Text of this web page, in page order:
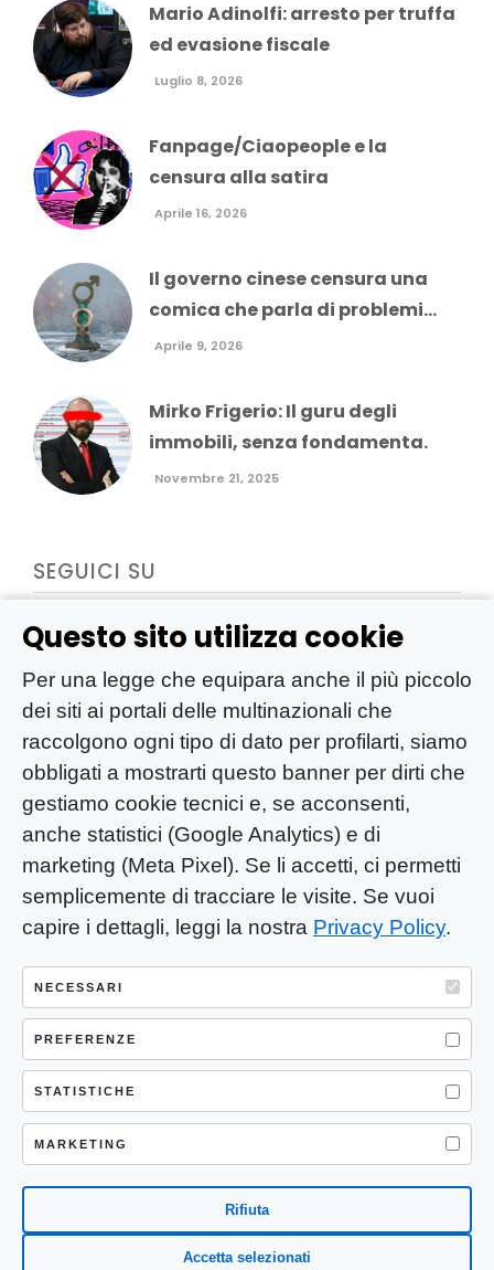
Questo sito utilizza cookie
Per una legge che equipara anche il più piccolo
dei siti ai portali delle multinazionali che
raccolgono ogni tipo di dato per profilarti, siamo
obbligati a mostrarti questo banner per dirti che
gestiamo cookie tecnici e, se acconsenti,
anche statistici (Google Analytics) e di
marketing (Meta Pixel). Se li accetti, ci permetti
semplicemente di tracciare le visite. Se vuoi
capire i dettagli, leggi la nostra Privacy Policy.
NECESSARI
PREFERENZE
STATISTICHE
MARKETING
Rifiuta
Accetta selezionati
Mario Adinolfi: arresto per truffa
ed evasione fiscale
Luglio 8, 2026
Fanpage/Ciaopeople e la
censura alla satira
Aprile 16, 2026
Il governo cinese censura una
comica che parla di problemi...
Aprile 9, 2026
Mirko Frigerio: Il guru degli
immobili, senza fondamenta.
Novembre 21, 2025
SEGUICI SU
YOU-ng Slow Journalism è una testata
giornalistica di proprietà di Mastino S.R.L.
Registrazione presso Trib. Santa Maria
Capua Vetere (CE) n° 900 del 31/01/2025 |
ISSN 3103-4683
P.IVA: 04755530617
Sede Legale: CASERTA – VIA LORENZO MARIA
NERONI 11 CAP 81100